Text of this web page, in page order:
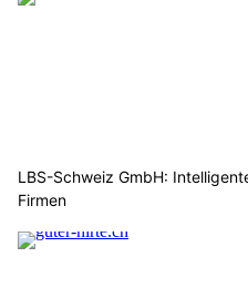
LBS-Schweiz GmbH:
Firmen